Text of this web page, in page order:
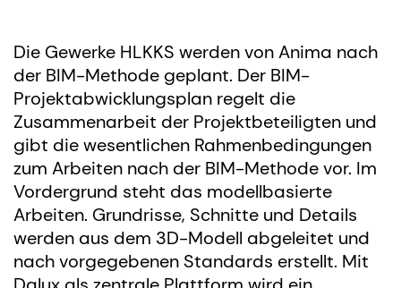
Die Gewerke HLKKS werden von Anima nach
der BIM-Methode geplant. Der BIM-
Projektabwicklungsplan regelt die
Zusammenarbeit der Projektbeteiligten und
gibt die wesentlichen Rahmenbedingungen
zum Arbeiten nach der BIM-Methode vor. Im
Vordergrund steht das modellbasierte
Arbeiten. Grundrisse, Schnitte und Details
werden aus dem 3D-Modell abgeleitet und
nach vorgegebenen Standards erstellt. Mit